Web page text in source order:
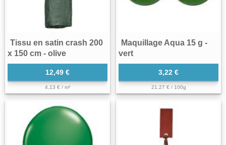
Tissu en satin crash 200
x 150 cm - olive
12,49 €
4,13 € / m²
Maquillage Aqua 15 g -
vert
3,22 €
21,27 € / 100g